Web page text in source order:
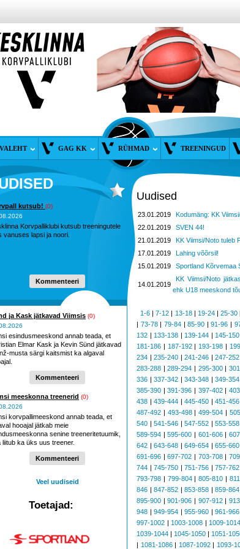
GAG KK RÜHMAD TREENINGUD
kutsub! (0)
Korvpalliklubi kutsub treeningutele
vanuses lapsi ja noori.
Kommenteeri
ja Kask jätkavad Viimsis (0)
esindusmeeskond annab teada, et
Elmar Kask ja Kevin Sünd jätkavad
musta särgi kaitsmist ka algaval
Kommenteeri
meeskonna treenerid (0)
korvpallimeeskond annab teada, et
hooajal jätkab meie
senine treeneritetuumik,
liitub ka üks uus treener.
Kommenteeri
Veel uudiseid
Toetajad:
Uudised
23.01.2019
Kodumäng: KK
22.01.2019
SVEN 44!
21.01.2019
KK Viimsi/Noto tuleb
17.01.2019
Lahing võõrsil!
15.01.2019
Sportland Kõrvemaa
14.01.2019
KK Viimsi/Noto
ehk U18 meeskond
1-6 |7-12 | 13-18| 19-24| 25-30
| 73-78| 79-84|85-90 |91-96 |
132 | 133-138 | 139-144 | 145-150
181-186 | 187-192| 193-198 |
234 |235-240 |241-246 |247-252
283-288 |289-294 | 295-300|
336 |337-342 |343-348 |349-354
385-390 |391-396 | 397-402|
438 |439-444 |445-450 |451-456
487-492 | 493-498| 499-504 |
540 |541-546 |547-552 |553-558
589-594 |595-600 | 601-606|
642 |643-648 |649-654 |655-660
691-696 |697-702 | 703-708|
744 |745-750 |751-756 |757-762
793-798 | 799-804| 805-810 |
846 |847-852 |853-858 |859-864
895-900 |901-906 | 907-912|
948 |949-954 |955-960 |961-966
997-1002 | 1003-1008 | 1009-1014
1039-1044 | 1045-1050 | 1051-
| 1081-1086| 1087-1092| 1093-